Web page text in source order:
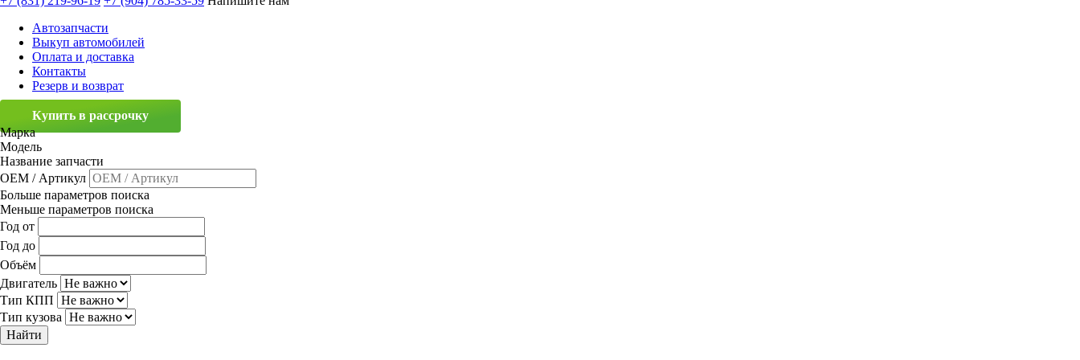
Автозапчасти
Выкуп автомобилей
Оплата и доставка
Контакты
Резерв и возврат
Купить в рассрочку
Марка
Модель
Название запчасти
OEM / Артикул
Больше параметров поиска
Меньше параметров поиска
Год от
Год до
Объём
Двигатель
Тип КПП
Тип кузова
Найти